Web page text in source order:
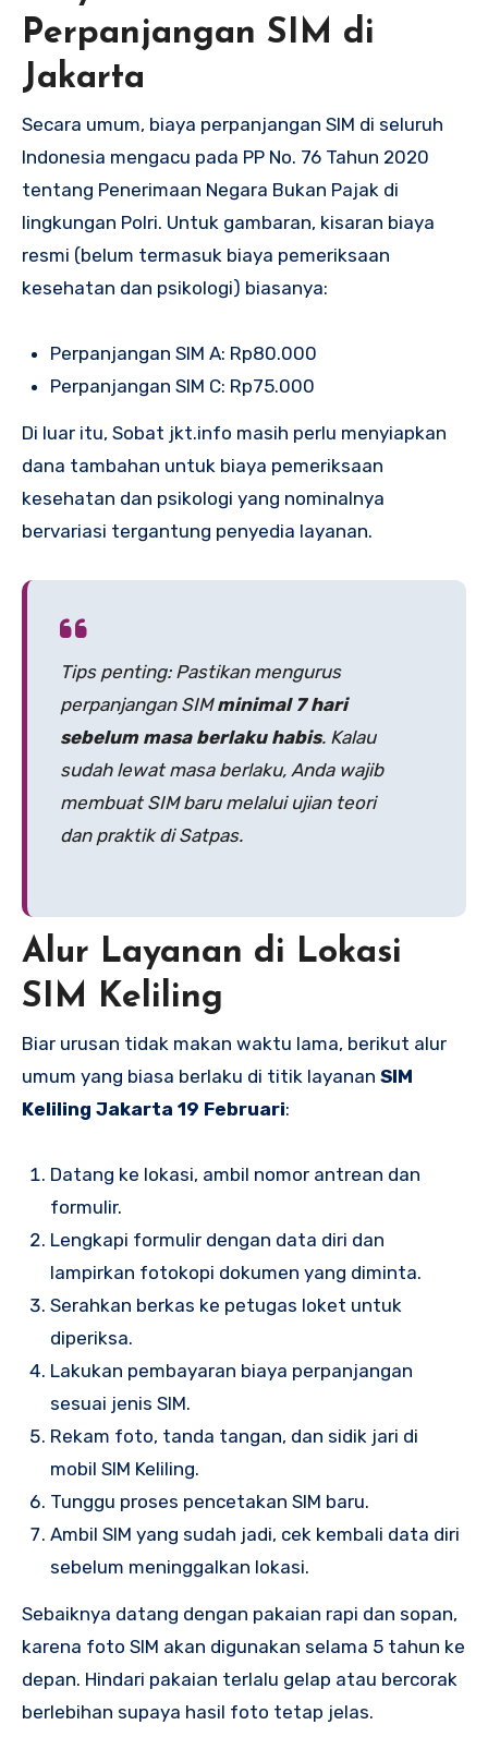
Perpanjangan SIM di
Jakarta
Secara umum, biaya perpanjangan SIM di seluruh
Indonesia mengacu pada PP No. 76 Tahun 2020
tentang Penerimaan Negara Bukan Pajak di
lingkungan Polri. Untuk gambaran, kisaran biaya
resmi (belum termasuk biaya pemeriksaan
kesehatan dan psikologi) biasanya:
Perpanjangan SIM A: Rp80.000
Perpanjangan SIM C: Rp75.000
Di luar itu, Sobat jkt.info masih perlu menyiapkan
dana tambahan untuk biaya pemeriksaan
kesehatan dan psikologi yang nominalnya
bervariasi tergantung penyedia layanan.
Tips penting: Pastikan mengurus
perpanjangan SIMminimal 7 hari
sebelum masa berlaku habis. Kalau
sudah lewat masa berlaku, Anda wajib
membuat SIM baru melalui ujian teori
dan praktik di Satpas.
Alur Layanan di Lokasi
SIM Keliling
Biar urusan tidak makan waktu lama, berikut alur
umum yang biasa berlaku di titik layanan SIM
Keliling Jakarta 19 Februari:
Datang ke lokasi, ambil nomor antrean dan
formulir.
Lengkapi formulir dengan data diri dan
lampirkan fotokopi dokumen yang diminta.
Serahkan berkas ke petugas loket untuk
diperiksa.
Lakukan pembayaran biaya perpanjangan
sesuai jenis SIM.
Rekam foto, tanda tangan, dan sidik jari di
mobil SIM Keliling.
Tunggu proses pencetakan SIM baru.
Ambil SIM yang sudah jadi, cek kembali data diri
sebelum meninggalkan lokasi.
Sebaiknya datang dengan pakaian rapi dan sopan,
karena foto SIM akan digunakan selama 5 tahun ke
depan. Hindari pakaian terlalu gelap atau bercorak
berlebihan supaya hasil foto tetap jelas.